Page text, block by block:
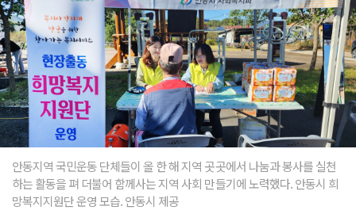
안동지역 국민운동 단체들이 올 한 해 지역 곳곳에서 나눔과 봉사를 실천
하는 활동을 펴 더불어 함께사는 지역 사회 만들기에 노력했다. 안동시 희
망복지지원단 운영 모습. 안동시 제공